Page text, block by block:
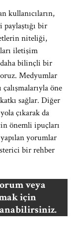
kullanıcıların,
bir
niteliği,
iletişim
daha bilinçli bir
Medyumlar
öne
sağlar. Diğer
çıkarak da
önemli ipuçları
yorumlar
bir rehber
veya
için